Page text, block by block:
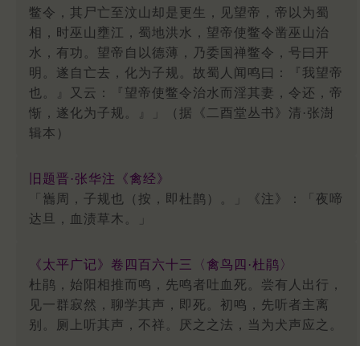
鳖令，其尸亡至汶山却是更生，见望帝，帝以为蜀
相，时巫山壅江，蜀地洪水，望帝使鳖令凿巫山治
水，有功。望帝自以德薄，乃委国禅鳖令，号曰开
明。遂自亡去，化为子规。故蜀人闻鸣曰：『我望帝
也。』又云：『望帝使鳖令治水而淫其妻，令还，帝
惭，遂化为子规。』」（据《二酉堂丛书》清·张澍
辑本）
旧题晋·张华注《禽经》
「巂周，子规也（按，即杜鹊）。」《注》：「夜啼
达旦，血渍草木。」
《太平广记》卷四百六十三〈禽鸟四·杜鹃〉
杜鹃，始阳相推而鸣，先鸣者吐血死。尝有人出行，
见一群寂然，聊学其声，即死。初鸣，先听者主离
别。厕上听其声，不祥。厌之之法，当为犬声应之。